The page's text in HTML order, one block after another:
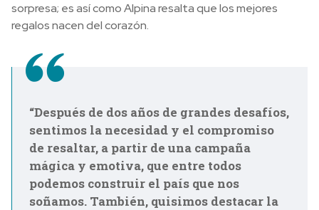
sorpresa; es así como Alpina resalta que los mejores
regalos nacen del corazón.
“Después de dos años de grandes desafíos,
sentimos la necesidad y el compromiso
de resaltar, a partir de una campaña
mágica y emotiva, que entre todos
podemos construir el país que nos
soñamos. También, quisimos destacar la